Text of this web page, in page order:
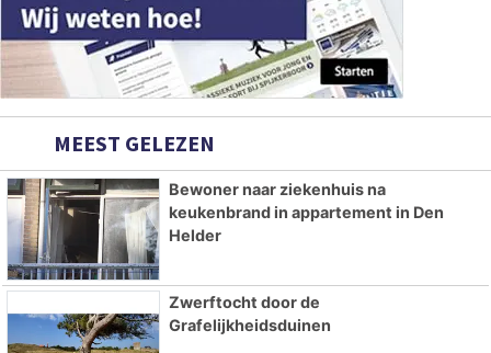
MEEST GELEZEN
Bewoner naar ziekenhuis na
keukenbrand in appartement in Den
Helder
Zwerftocht door de
Grafelijkheidsduinen